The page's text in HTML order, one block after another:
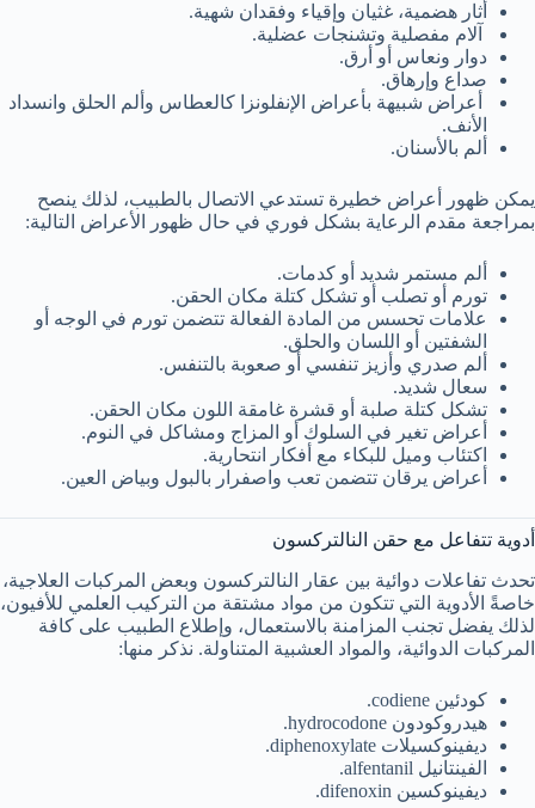
أثار هضمية، غثيان وإقياء وفقدان شهية.
آلام مفصلية وتشنجات عضلية.
دوار ونعاس أو أرق.
صداع وإرهاق.
أعراض شبيهة بأعراض الإنفلونزا كالعطاس وألم الحلق وانسداد
الأنف.
ألم بالأسنان.
يمكن ظهور أعراض خطيرة تستدعي الاتصال بالطبيب، لذلك ينصح
بمراجعة مقدم الرعاية بشكل فوري في حال ظهور الأعراض التالية:
ألم مستمر شديد أو كدمات.
تورم أو تصلب أو تشكل كتلة مكان الحقن.
علامات تحسس من المادة الفعالة تتضمن تورم في الوجه أو
الشفتين أو اللسان والحلق.
ألم صدري وأزيز تنفسي أو صعوبة بالتنفس.
سعال شديد.
تشكل كتلة صلبة أو قشرة غامقة اللون مكان الحقن.
أعراض تغير في السلوك أو المزاج ومشاكل في النوم.
اكتئاب وميل للبكاء مع أفكار انتحارية.
أعراض يرقان تتضمن تعب واصفرار بالبول وبياض العين.
أدوية تتفاعل مع حقن النالتركسون
تحدث تفاعلات دوائية بين عقار النالتركسون وبعض المركبات العلاجية،
خاصةً الأدوية التي تتكون من مواد مشتقة من التركيب العلمي للأفيون،
لذلك يفضل تجنب المزامنة بالاستعمال، وإطلاع الطبيب على كافة
المركبات الدوائية، والمواد العشبية المتناولة. نذكر منها:
كودئين codiene.
هيدروكودون hydrocodone.
ديفينوكسيلات diphenoxylate.
الفينتانيل alfentanil.
ديفينوكسين difenoxin.